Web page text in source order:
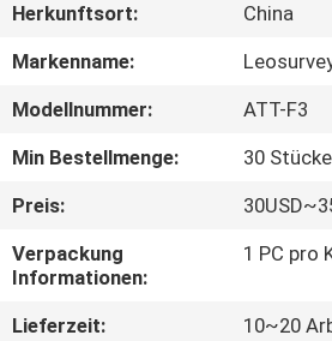
FABRIK-
TRETEN
SIE
MIT
Herkunftsort:
China
Markenname:
Modellnummer:
ATT-F3
Min Bestellmenge:
30 Stücke
Preis:
Verpackung
Informationen:
1 PC pro
Lieferzeit:
10~20